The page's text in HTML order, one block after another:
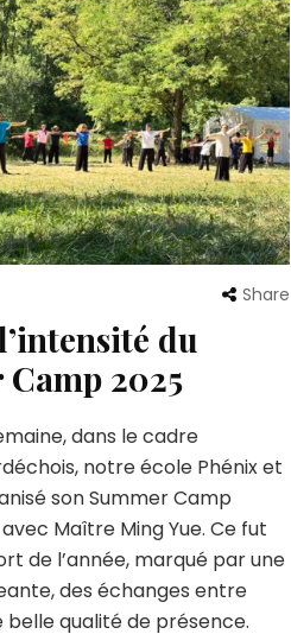
Share
du
Camp 2025
dans le cadre
notre école Phénix et
son Summer Camp
Maître Ming Yue. Ce fut
de l’année, marqué par une
des échanges entre
belle qualité de présence.